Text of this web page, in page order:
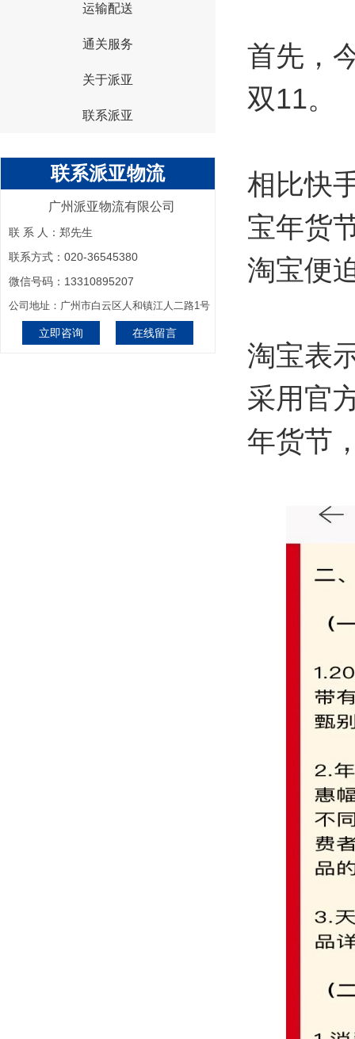
运输配送
通关服务
关于派亚
联系派亚
联系派亚物流
广州派亚物流有限公司
联 系 人：郑先生
联系方式：020-36545380
微信号码：13310895207
公司地址：广州市白云区人和镇江人二路1号
立即咨询 在线留言
首先，
双11。
相比快
宝年货
淘宝便
淘宝表
采用官
年货节